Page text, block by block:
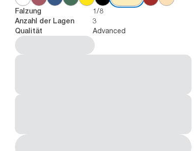
Falzung 1/8
Anzahl der Lagen 3
Qualität Advanced